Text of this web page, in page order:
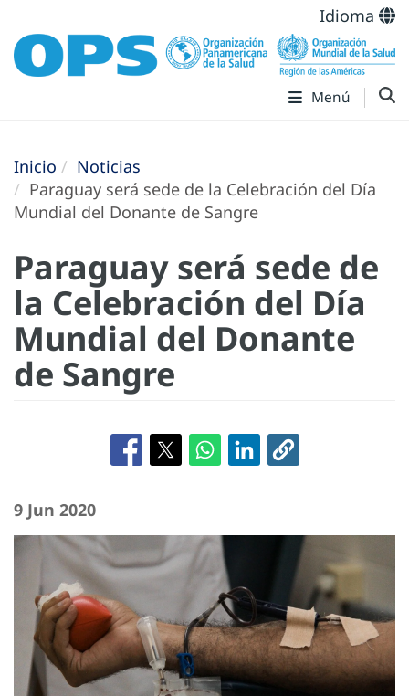
Idioma
Menú
Inicio
Noticias
Paraguay será sede de la Celebración del Día
Mundial del Donante de Sangre
Paraguay será sede de
la Celebración del Día
Mundial del Donante
de Sangre
9 Jun 2020